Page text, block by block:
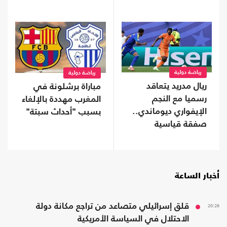
رياضة دولية
ريال مدريد يتعاقد
رسميا مع النجم
الإيفواري ديوماندي..
صفقة قياسية
رياضة دولية
مباراة برشلونة في
المغرب مهددة بالإلغاء
بسبب "أحداث سبتة"
أخبار الساعة
20:26
قلق إسرائيلي متصاعد من تراجع مكانة دولة
الاحتلال في السياسة الأمريكية